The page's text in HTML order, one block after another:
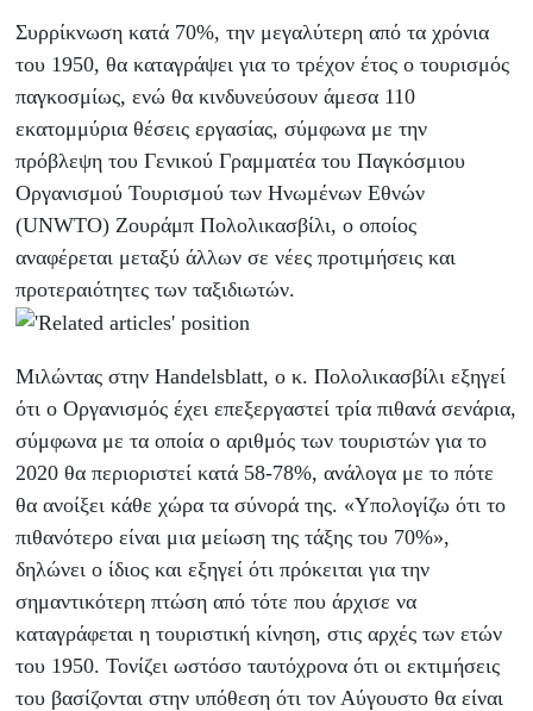
Συρρίκνωση κατά 70%, την μεγαλύτερη από τα χρόνια
του 1950, θα καταγράψει για το τρέχον έτος ο τουρισμός
παγκοσμίως, ενώ θα κινδυνεύσουν άμεσα 110
εκατομμύρια θέσεις εργασίας, σύμφωνα με την
πρόβλεψη του Γενικού Γραμματέα του Παγκόσμιου
Οργανισμού Τουρισμού των Ηνωμένων Εθνών
(UNWTO) Ζουράμπ Πολολικασβίλι, ο οποίος
αναφέρεται μεταξύ άλλων σε νέες προτιμήσεις και
προτεραιότητες των ταξιδιωτών.
Μιλώντας στην Handelsblatt, ο κ. Πολολικασβίλι εξηγεί
ότι ο Οργανισμός έχει επεξεργαστεί τρία πιθανά σενάρια,
σύμφωνα με τα οποία ο αριθμός των τουριστών για το
2020 θα περιοριστεί κατά 58-78%, ανάλογα με το πότε
θα ανοίξει κάθε χώρα τα σύνορά της. «Υπολογίζω ότι το
πιθανότερο είναι μια μείωση της τάξης του 70%»,
δηλώνει ο ίδιος και εξηγεί ότι πρόκειται για την
σημαντικότερη πτώση από τότε που άρχισε να
καταγράφεται η τουριστική κίνηση, στις αρχές των ετών
του 1950. Τονίζει ωστόσο ταυτόχρονα ότι οι εκτιμήσεις
του βασίζονται στην υπόθεση ότι τον Αύγουστο θα είναι